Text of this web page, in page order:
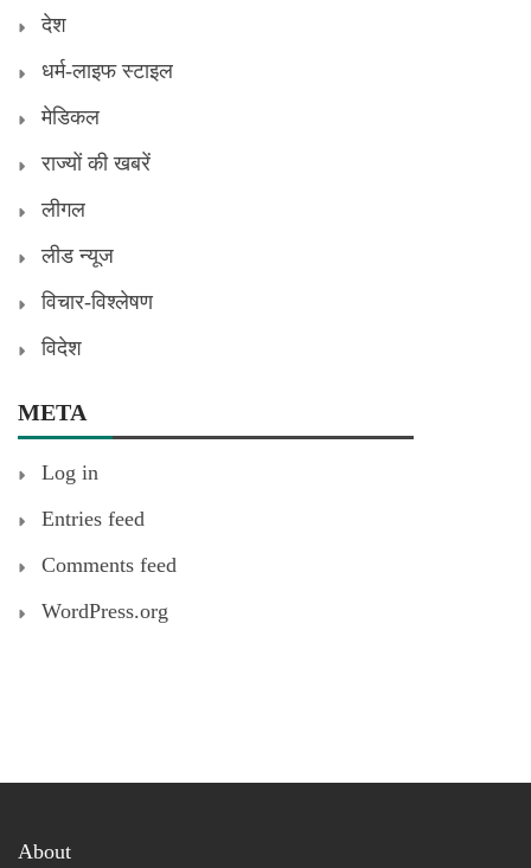
देश
धर्म-लाइफ स्टाइल
मेडिकल
राज्यों की खबरें
लीगल
लीड न्यूज
विचार-विश्लेषण
विदेश
META
Log in
Entries feed
Comments feed
WordPress.org
About